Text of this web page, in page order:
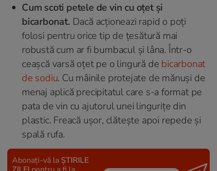
Cum scoti petele de vin cu oțet și
bicarbonat. Dacă acționeazi rapid o poți
folosi pentru orice tip de țesătură mai
robustă cum ar fi bumbacul și lâna. Într-o
ceașcă varsă oțet pe o lingură de bicarbonat
de sodiu. Cu mâinile protejate de mănuși de
menaj aplică precipitatul care s-a format pe
pata de vin cu ajutorul unei lingurițe din
plastic. Freacă ușor, clătește apoi repede și
spală rufa.
Abonați-vă la ȘTIRILE